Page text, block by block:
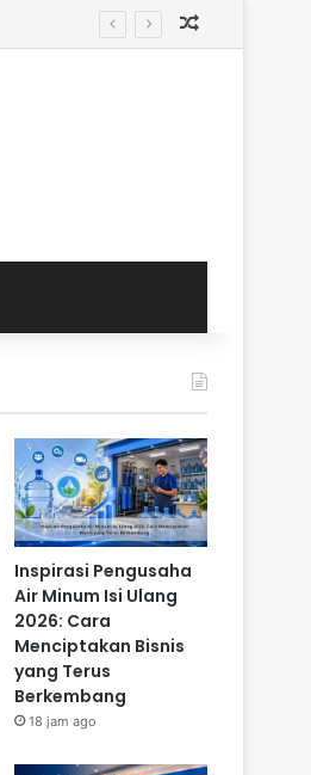
Inspirasi Pengusaha
Air Minum Isi Ulang
2026: Cara
Menciptakan Bisnis
yang Terus
Berkembang
18 jam ago